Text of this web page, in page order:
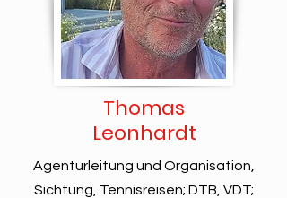
Thomas
Leonhardt
Agenturleitung und Organisation,
Sichtung, Tennisreisen; DTB, VDT;